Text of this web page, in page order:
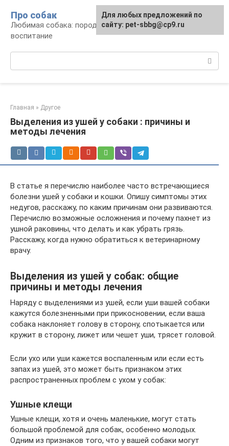
контенту
Про собак
Любимая собака: породы, содержание,
воспитание
Главная » Другое
Выделения из ушей у собаки : причины и
методы лечения
В статье я перечислю наиболее часто встречающиеся
болезни ушей у собаки и кошки. Опишу симптомы этих
недугов, расскажу, по каким причинам они развиваются.
Перечислю возможные осложнения и почему пахнет из
ушной раковины, что делать и как убрать грязь.
Расскажу, когда нужно обратиться к ветеринарному
врачу.
Выделения из ушей у собак: общие
причины и методы лечения
Наряду с выделениями из ушей, если уши вашей собаки
кажутся болезненными при прикосновении, если ваша
собака наклоняет голову в сторону, спотыкается или
кружит в сторону, лижет или чешет уши, трясет головой.
Если ухо или уши кажется воспаленным или если есть
запах из ушей, это может быть признаком этих
распространенных проблем с ухом у собак:
Ушные клещи
Ушные клещи, хотя и очень маленькие, могут стать
большой проблемой для собак, особенно молодых.
Одним из признаков того, что у вашей собаки могут
Для любых предложений по
сайту: pet-sbbg@cp9.ru